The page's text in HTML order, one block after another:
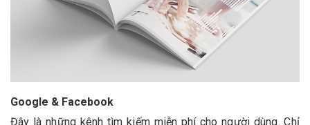
Google & Facebook
Đây là những kênh tìm kiếm miễn phí cho người dùng. Chỉ